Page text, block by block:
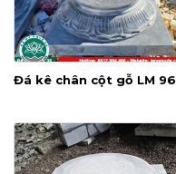
Đá kê chân cột gỗ LM 96